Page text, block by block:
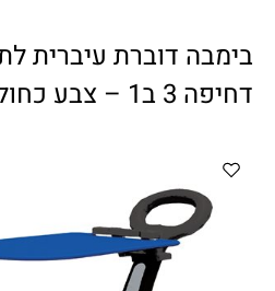
בימבה דוברת עיברית
דחיפה 3 ב1 – צבע כחול – I AM